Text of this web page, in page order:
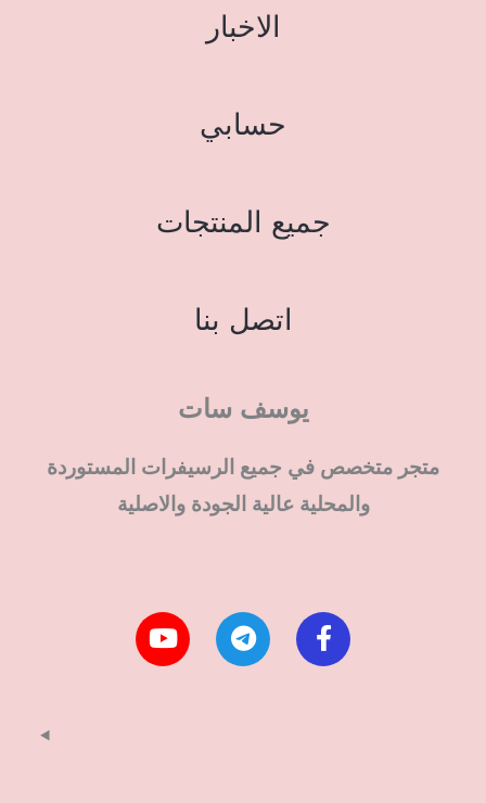
الاخبار
حسابي
جميع المنتجات
اتصل بنا
يوسف سات
متجر متخصص في جميع الرسيفرات المستوردة
والمحلية عالية الجودة والاصلية